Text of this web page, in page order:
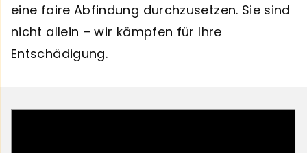
eine faire Abfindung durchzusetzen. Sie sind
nicht allein – wir kämpfen für Ihre
Entschädigung.